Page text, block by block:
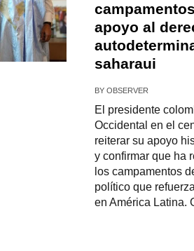
apoyo al
saharaui
BY OBSERVER
El presidente
Occidental en el
reiterar su apoyo
y confirmar que ha
los campamentos
político que
en América Latina.